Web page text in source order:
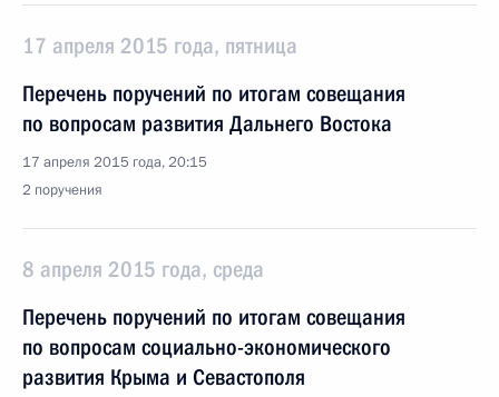
17 апреля 2015 года, пятница
Перечень поручений по итогам совещания
по вопросам развития Дальнего Востока
17 апреля 2015 года, 20:15
2 поручения
8 апреля 2015 года, среда
Перечень поручений по итогам совещания
по вопросам социально-экономического
развития Крыма и Севастополя